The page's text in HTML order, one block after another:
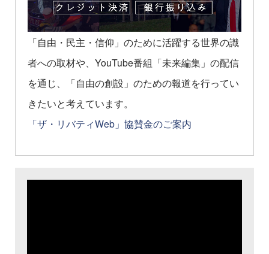
「自由・民主・信仰」のために活躍する世界の識
者への取材や、YouTube番組「未来編集」の配信
を通じ、「自由の創設」のための報道を行ってい
きたいと考えています。
「ザ・リバティWeb」協賛金のご案内